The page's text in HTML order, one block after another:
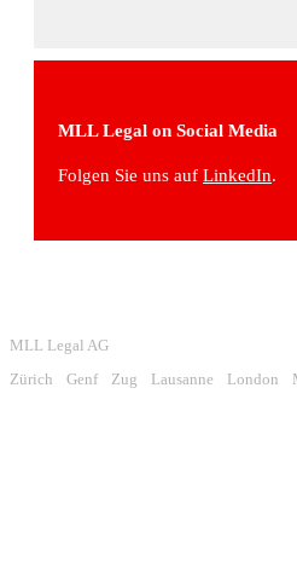
MLL Legal on Social Media
Folgen Sie uns auf LinkedIn.
MLL Legal AG
Zürich
Genf Zug Lausanne London